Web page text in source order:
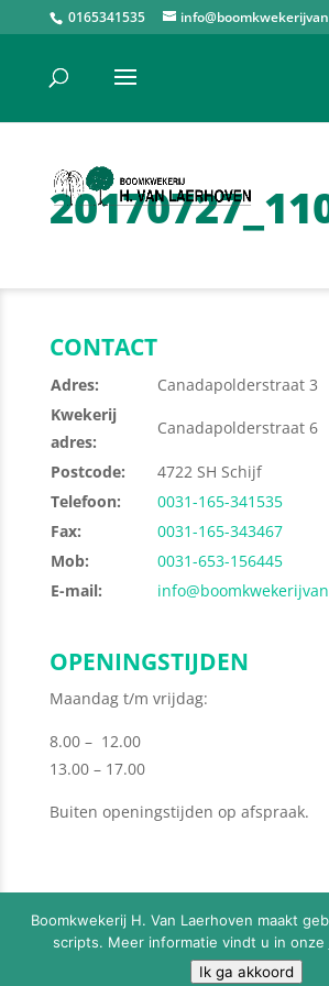
0165341535
CONTACT
Adres:
Canadapolderstraat 3
Kwekerij
adres:
Canadapolderstraat 6
Postcode:
4722 SH Schijf
Telefoon:
0031-165-341535
Fax:
0031-165-343467
Mob:
0031-653-156445
E-mail:
OPENINGSTIJDEN
Maandag t/m vrijdag:
8.00 – 12.00
13.00 – 17.00
Buiten openingstijden op afspraak.
© 2026Boomkwekerij H. Van
Policy
Boomkwekerij H. Van Laerhoven maakt
scripts. Meer informatie vindt u in onze
Ik ga akkoord